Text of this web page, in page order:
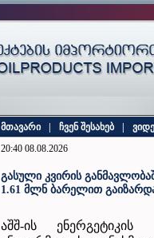
მთავარი ჩვენ შესახებ
20:40 08.08.2026
გასული კვირის
1.61 მლნ ბარელით
აშშ-ის